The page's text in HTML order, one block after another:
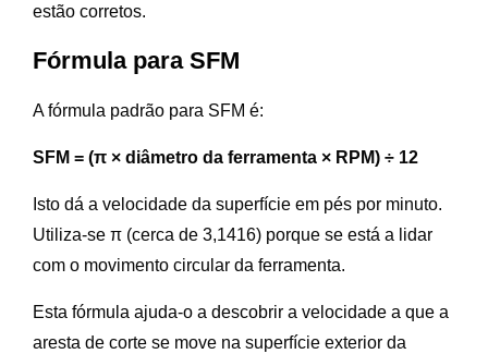
estão corretos.
Fórmula para SFM
A fórmula padrão para SFM é:
SFM = (π × diâmetro da ferramenta × RPM) ÷ 12
Isto dá a velocidade da superfície em pés por minuto.
Utiliza-se π (cerca de 3,1416) porque se está a lidar
com o movimento circular da ferramenta.
Esta fórmula ajuda-o a descobrir a velocidade a que a
aresta de corte se move na superfície exterior da